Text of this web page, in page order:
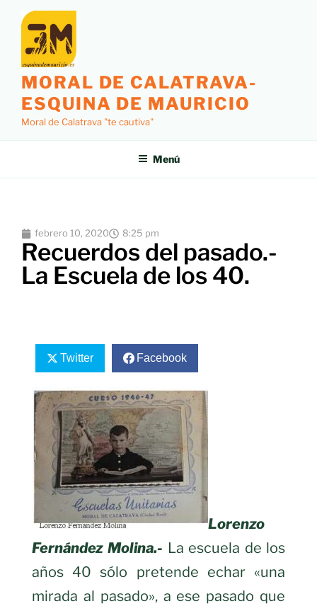
MORAL DE CALATRAVA-
ESQUINA DE MAURICIO
Moral de Calatrava "te cautiva"
Menú
febrero 10, 2020 8:25 pm
Recuerdos del pasado.-
La Escuela de los 40.
Twitter Facebook
Lorenzo
Fernández Molina.- La escuela de los
años 40 sólo pretende echar «una
mirada al pasado», a ese pasado que